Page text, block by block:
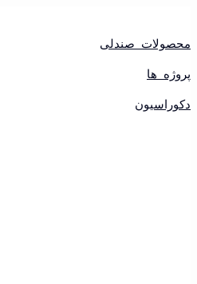
محتوا
محصولات صندلی
پروژه ها
دکوراسیون